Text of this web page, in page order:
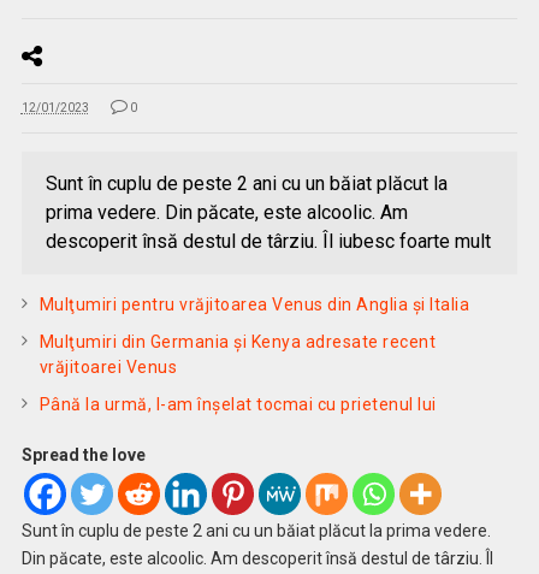
12/01/2023 0
Sunt în cuplu de peste 2 ani cu un băiat plăcut la
prima vedere. Din păcate, este alcoolic. Am
descoperit însă destul de târziu. Îl iubesc foarte mult
Mulţumiri pentru vrăjitoarea Venus din Anglia și Italia
Mulţumiri din Germania și Kenya adresate recent
vrăjitoarei Venus
Până la urmă, l-am înșelat tocmai cu prietenul lui
Spread the love
Sunt în cuplu de peste 2 ani cu un băiat plăcut la prima vedere.
Din păcate, este alcoolic. Am descoperit însă destul de târziu. Îl